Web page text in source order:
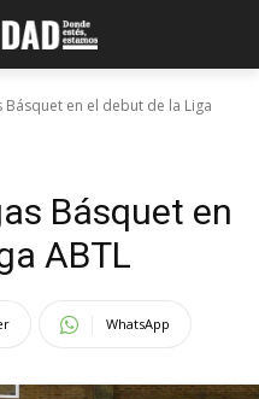
en el debut de la Liga
Básquet en
ABTL
WhatsApp